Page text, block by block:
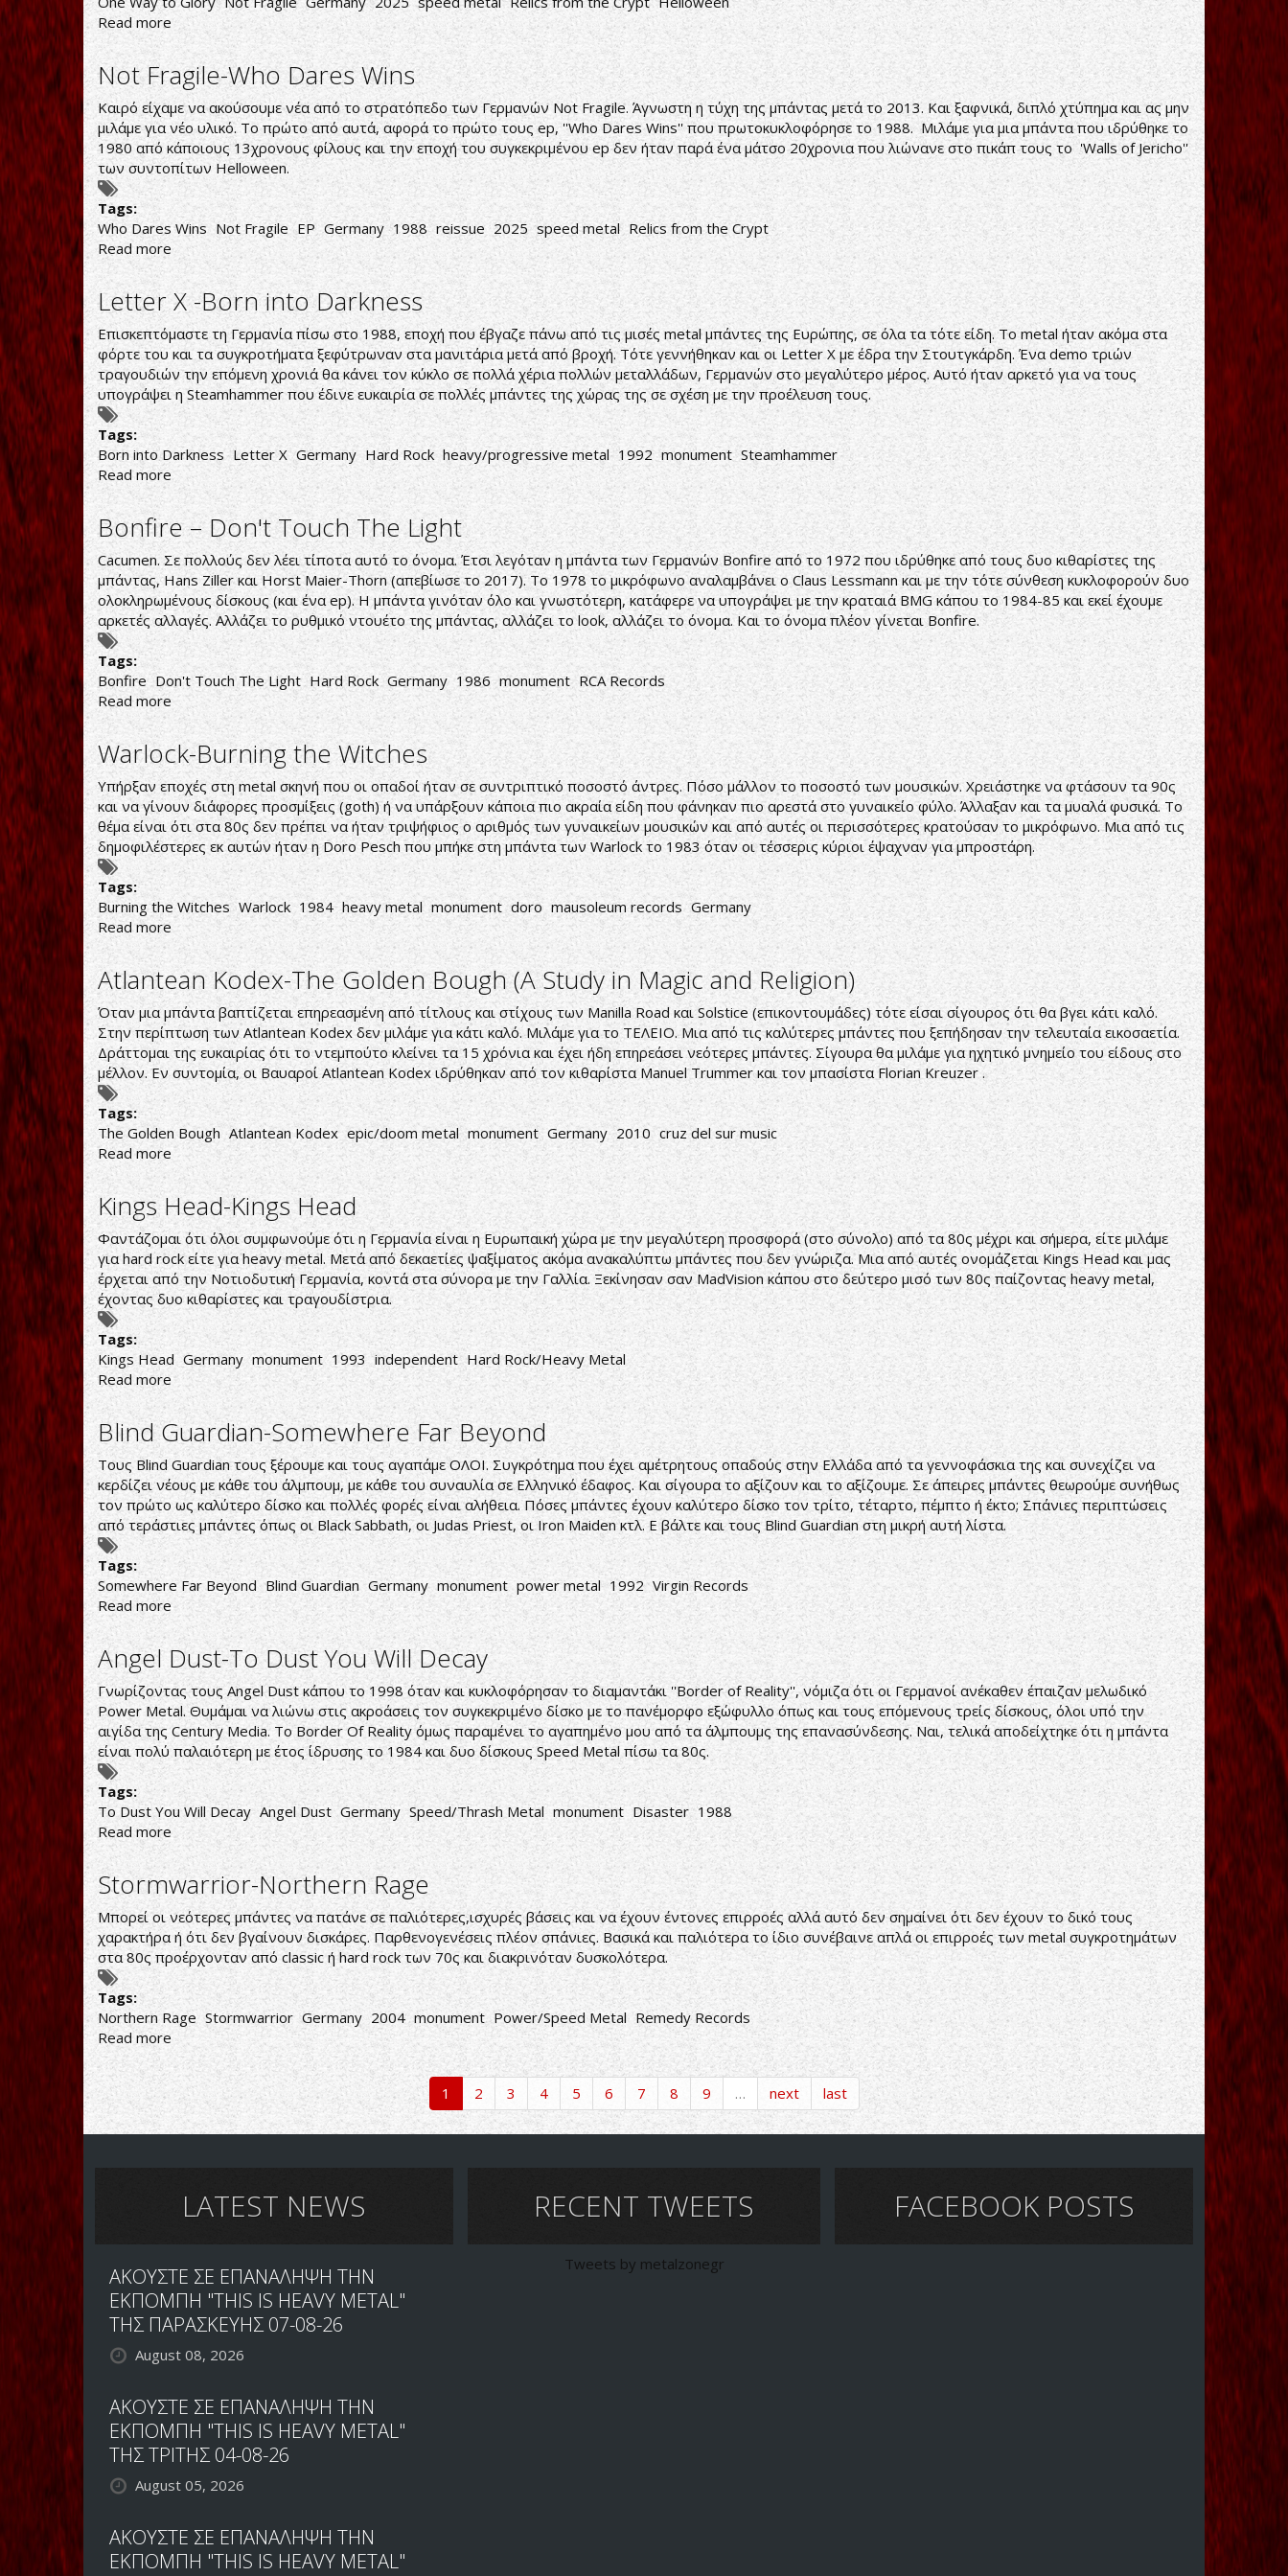
Read more about
Not
Fragile-
One
Way
to
Glory
Not Fragile-Who Dares Wins
Καιρό είχαμε να ακούσουμε νέα από το στρατόπεδο των Γερμανών Not Fragile. Άγνωστη η τύχη της μπάντας μετά το 2013. Και ξαφνικά, διπλό χτύπημα και ας μην
μιλάμε για νέο υλικό. Το πρώτο από αυτά, αφορά το πρώτο τους ep, ''Who Dares Wins'' που πρωτοκυκλοφόρησε το 1988. Μιλάμε για μια μπάντα που ιδρύθηκε το
1980 από κάποιους 13χρονους φίλους και την εποχή του συγκεκριμένου ep δεν ήταν παρά ένα μάτσο 20χρονια που λιώνανε στο πικάπ τους το 'Walls of Jericho''
των συντοπίτων Helloween.
Tags:
Who Dares Wins Not Fragile EP Germany 1988 reissue 2025 speed metal Relics from the Crypt
Read moreabout
Not
Fragile-
Who
Dares
Wins
Letter X -Born into Darkness
Επισκεπτόμαστε τη Γερμανία πίσω στο 1988, εποχή που έβγαζε πάνω από τις μισές metal μπάντες της Ευρώπης, σε όλα τα τότε είδη. Το metal ήταν ακόμα στα
φόρτε του και τα συγκροτήματα ξεφύτρωναν στα μανιτάρια μετά από βροχή. Τότε γεννήθηκαν και οι Letter X με έδρα την Στουτγκάρδη. Ένα demo τριών
τραγουδιών την επόμενη χρονιά θα κάνει τον κύκλο σε πολλά χέρια πολλών μεταλλάδων, Γερμανών στο μεγαλύτερο μέρος. Αυτό ήταν αρκετό για να τους
υπογράψει η Steamhammer που έδινε ευκαιρία σε πολλές μπάντες της χώρας της σε σχέση με την προέλευση τους.
Tags:
Born into Darkness Letter X Germany Hard Rock heavy/progressive metal 1992 monument Steamhammer
Read moreabout
Letter
-
Born
into
Darkness
Bonfire – Don't Touch The Light
Cacumen. Σε πολλούς δεν λέει τίποτα αυτό το όνομα. Έτσι λεγόταν η μπάντα των Γερμανών Bonfire από το 1972 που ιδρύθηκε από τους δυο κιθαρίστες της
μπάντας, Hans Ziller και Horst Maier-Thorn (απεβίωσε το 2017). Το 1978 το μικρόφωνο αναλαμβάνει ο Claus Lessmann και με την τότε σύνθεση κυκλοφορούν δυο
ολοκληρωμένους δίσκους (και ένα ep). Η μπάντα γινόταν όλο και γνωστότερη, κατάφερε να υπογράψει με την κραταιά BMG κάπου το 1984-85 και εκεί έχουμε
αρκετές αλλαγές. Αλλάζει το ρυθμικό ντουέτο της μπάντας, αλλάζει το look, αλλάζει το όνομα. Και το όνομα πλέον γίνεται Bonfire.
Tags:
Bonfire Don't Touch The Light Hard Rock Germany 1986 monument RCA Records
Read more about
Bonfire
–
Don't
Touch
The
Light
Warlock-Burning the Witches
Υπήρξαν εποχές στη metal σκηνή που οι οπαδοί ήταν σε συντριπτικό ποσοστό άντρες. Πόσο μάλλον το ποσοστό των μουσικών. Χρειάστηκε να φτάσουν τα 90ς
και να γίνουν διάφορες προσμίξεις (goth) ή να υπάρξουν κάποια πιο ακραία είδη που φάνηκαν πιο αρεστά στο γυναικείο φύλο. Άλλαξαν και τα μυαλά φυσικά. Το
θέμα είναι ότι στα 80ς δεν πρέπει να ήταν τριψήφιος ο αριθμός των γυναικείων μουσικών και από αυτές οι περισσότερες κρατούσαν το μικρόφωνο. Μια από τις
δημοφιλέστερες εκ αυτών ήταν η Doro Pesch που μπήκε στη μπάντα των Warlock το 1983 όταν οι τέσσερις κύριοι έψαχναν για μπροστάρη.
Tags:
Burning the Witches Warlock 1984 heavy metal monument doro mausoleum records Germany
Read more about
Warlock-
Burning
the
Witches
Atlantean Kodex-The Golden Bough (A Study in Magic and Religion)
Όταν μια μπάντα βαπτίζεται επηρεασμένη από τίτλους και στίχους των Manilla Road και Solstice (επικοντουμάδες) τότε είσαι σίγουρος ότι θα βγει κάτι καλό.
Στην περίπτωση των Atlantean Kodex δεν μιλάμε για κάτι καλό. Μιλάμε για το ΤΕΛΕΙΟ. Μια από τις καλύτερες μπάντες που ξεπήδησαν την τελευταία εικοσαετία.
Δράττομαι της ευκαιρίας ότι το ντεμπούτο κλείνει τα 15 χρόνια και έχει ήδη επηρεάσει νεότερες μπάντες. Σίγουρα θα μιλάμε για ηχητικό μνημείο του είδους στο
μέλλον. Εν συντομία, οι Βαυαροί Atlantean Kodex ιδρύθηκαν από τον κιθαρίστα Manuel Trummer και τον μπασίστα Florian Kreuzer .
Tags:
The Golden Bough Atlantean Kodex epic/doom metal monument Germany 2010 cruz del sur music
Read more about
Atlantean
Kodex-
The
Golden
Bough
(A
Study
in
Magic
and
Religion)
Kings Head-Kings Head
Φαντάζομαι ότι όλοι συμφωνούμε ότι η Γερμανία είναι η Ευρωπαική χώρα με την μεγαλύτερη προσφορά (στο σύνολο) από τα 80ς μέχρι και σήμερα, είτε μιλάμε
για hard rock είτε για heavy metal. Μετά από δεκαετίες ψαξίματος ακόμα ανακαλύπτω μπάντες που δεν γνώριζα. Μια από αυτές ονομάζεται Kings Head και μας
έρχεται από την Νοτιοδυτική Γερμανία, κοντά στα σύνορα με την Γαλλία. Ξεκίνησαν σαν MadVision κάπου στο δεύτερο μισό των 80ς παίζοντας heavy metal,
έχοντας δυο κιθαρίστες και τραγουδίστρια.
Tags:
Kings Head Germany monument 1993 independent Hard Rock/Heavy Metal
Read moreabout
Kings
Head-
Kings
Head
Blind Guardian-Somewhere Far Beyond
Τους Blind Guardian τους ξέρουμε και τους αγαπάμε ΟΛΟΙ. Συγκρότημα που έχει αμέτρητους οπαδούς στην Ελλάδα από τα γεννοφάσκια της και συνεχίζει να
κερδίζει νέους με κάθε του άλμπουμ, με κάθε του συναυλία σε Ελληνικό έδαφος. Και σίγουρα το αξίζουν και το αξίζουμε. Σε άπειρες μπάντες θεωρούμε συνήθως
τον πρώτο ως καλύτερο δίσκο και πολλές φορές είναι αλήθεια. Πόσες μπάντες έχουν καλύτερο δίσκο τον τρίτο, τέταρτο, πέμπτο ή έκτο; Σπάνιες περιπτώσεις
από τεράστιες μπάντες όπως οι Black Sabbath, οι Judas Priest, οι Iron Maiden κτλ. Ε βάλτε και τους Blind Guardian στη μικρή αυτή λίστα.
Tags:
Somewhere Far Beyond Blind Guardian Germany monument power metal 1992 Virgin Records
Read moreabout
Blind
Guardian-
Somewhere
Far
Beyond
Angel Dust-To Dust You Will Decay
Γνωρίζοντας τους Angel Dust κάπου το 1998 όταν και κυκλοφόρησαν το διαμαντάκι ''Border of Reality'', νόμιζα ότι οι Γερμανοί ανέκαθεν έπαιζαν μελωδικό
Power Metal. Θυμάμαι να λιώνω στις ακροάσεις τον συγκεκριμένο δίσκο με το πανέμορφο εξώφυλλο όπως και τους επόμενους τρείς δίσκους, όλοι υπό την
αιγίδα της Century Media. To Border Of Reality όμως παραμένει το αγαπημένο μου από τα άλμπουμς της επανασύνδεσης. Ναι, τελικά αποδείχτηκε ότι η μπάντα
είναι πολύ παλαιότερη με έτος ίδρυσης το 1984 και δυο δίσκους Speed Metal πίσω τα 80ς.
Tags:
To Dust You Will Decay Angel Dust Germany Speed/Thrash Metal monument Disaster 1988
Read more about
Angel
Dust-
To
Dust
You
Will
Decay
Stormwarrior-Northern Rage
Μπορεί οι νεότερες μπάντες να πατάνε σε παλιότερες,ισχυρές βάσεις και να έχουν έντονες επιρροές αλλά αυτό δεν σημαίνει ότι δεν έχουν το δικό τους
χαρακτήρα ή ότι δεν βγαίνουν δισκάρες. Παρθενογενέσεις πλέον σπάνιες. Βασικά και παλιότερα το ίδιο συνέβαινε απλά οι επιρροές των metal συγκροτημάτων
στα 80ς προέρχονταν από classic ή hard rock των 70ς και διακρινόταν δυσκολότερα.
Tags:
Northern Rage Stormwarrior Germany 2004 monument Power/Speed Metal Remedy Records
Read more about
Stormwarrior-
Northern
Rage
1 2 3 4 5 6 7 8 9 … next last
LATEST NEWS
ΑΚΟΥΣΤΕ ΣΕ ΕΠΑΝΑΛΗΨΗ ΤΗΝ
ΕΚΠΟΜΠΗ "THIS IS HEAVY METAL"
ΤΗΣ ΠΑΡΑΣΚΕΥΗΣ 07-08-26
August 08, 2026
ΑΚΟΥΣΤΕ ΣΕ ΕΠΑΝΑΛΗΨΗ ΤΗΝ
ΕΚΠΟΜΠΗ "THIS IS HEAVY METAL"
ΤΗΣ ΤΡΙΤΗΣ 04-08-26
August 05, 2026
ΑΚΟΥΣΤΕ ΣΕ ΕΠΑΝΑΛΗΨΗ ΤΗΝ
ΕΚΠΟΜΠΗ "THIS IS HEAVY METAL"
RECENT TWEETS
Tweets by metalzonegr
FACEBOOK POSTS